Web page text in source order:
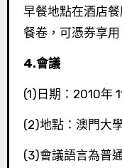
早餐地點在酒店
餐卷，可憑券享用
4.會議
(1)日期：2010年
(2)地點：澳門大
(3)會議語言為普